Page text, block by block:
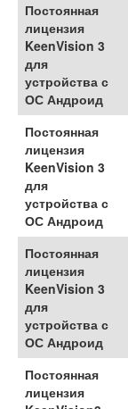
Постоянная
лицензия
KeenVision 3
для
устройства с
ОС Андроид
Постоянная
лицензия
KeenVision 3
для
устройства с
ОС Андроид
Постоянная
лицензия
KeenVision 3
для
устройства с
ОС Андроид
Постоянная
лицензия